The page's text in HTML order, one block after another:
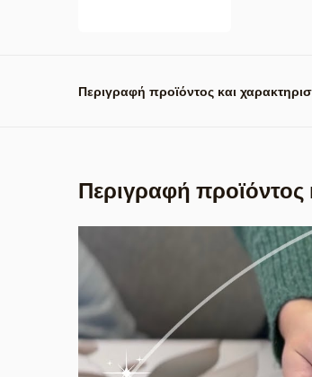
Περιγραφή προϊόντος και
Περιγραφή προϊόντος